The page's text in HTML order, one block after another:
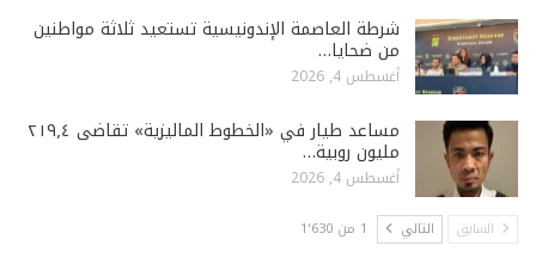
شرطة العاصمة الإندونيسية تستعيد ثلاثة مواطنين
من ضحايا…
أغسطس 4, 2026
مساعد طيار في «الخطوط الماليزية» تقاضى ٢١٩٫٤
مليون روبية…
أغسطس 4, 2026
السابق التالي 1 من 1٬630